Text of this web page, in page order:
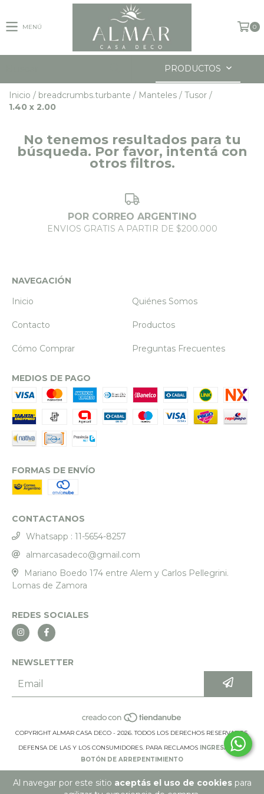
Al navegar por este sitio aceptás el uso de cookiespara
MENÚ 0
PRODUCTOS
Inicio / breadcrumbs.turbante / Manteles / Tusor /
1.40 x 2.00
No tenemos resultados para tu
búsqueda. Por favor, intentá con
otros filtros.
POR CORREO ARGENTINO
ENVIOS GRATIS A PARTIR DE $200.000
NAVEGACIÓN
Inicio
Quiénes Somos
Contacto Productos
Cómo Comprar Preguntas Frecuentes
MEDIOS DE PAGO
FORMAS DE ENVÍO
CONTACTANOS
Whatsapp : 11-5654-8257
almarcasadeco@gmail.com
Mariano Boedo 174 entre Alem y Carlos Pellegrini.
Lomas de Zamora
REDES SOCIALES
NEWSLETTER
COPYRIGHT ALMAR CASA DECO - 2026. TODOS LOS DERECHOS RESERVADOS.
DEFENSA DE LAS Y LOS CONSUMIDORES. PARA RECLAMOS INGRESÁ ACÁ.
BOTÓN DE ARREPENTIMIENTO